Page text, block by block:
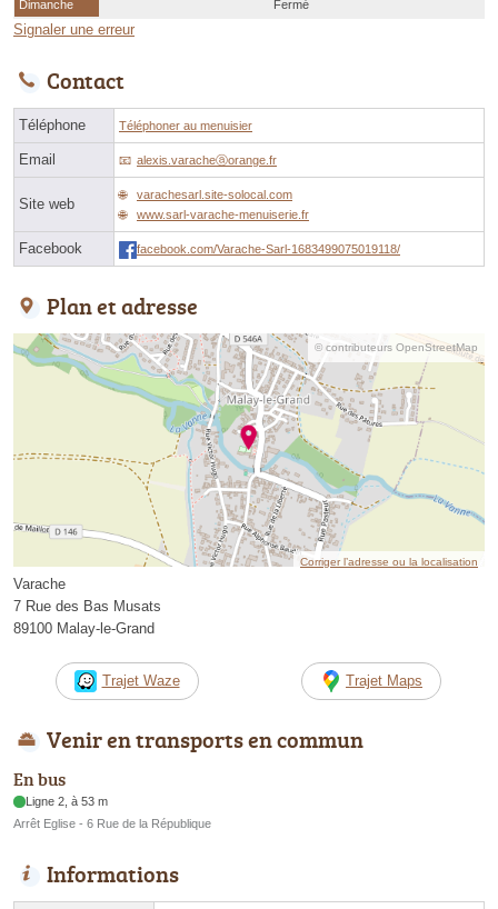
Dimanche
Fermé
Signaler une erreur
Contact
Téléphone Téléphoner au menuisier
Email alexis.varacheⓐorange.fr
Site web
varachesarl.site-solocal.com
www.sarl-varache-menuiserie.fr
Facebook facebook.com/Varache-Sarl-1683499075019118/
Plan et adresse
© contributeurs OpenStreetMap
Corriger l’adresse ou la localisation
Varache
7 Rue des Bas Musats
89100 Malay-le-Grand
Trajet Waze Trajet Maps
Venir en transports en commun
En bus
Ligne 2, à 53 m
Arrêt Eglise - 6 Rue de la République
Informations